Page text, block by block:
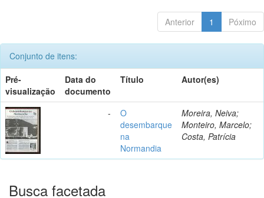
Anterior 1 Póximo
Conjunto de itens:
Pré-
visualização
Data do
documento
Título Autor(es)
-
O
desembarque
na
Normandia
Moreira, Neiva;
Monteiro, Marcelo;
Costa, Patrícia
Busca facetada